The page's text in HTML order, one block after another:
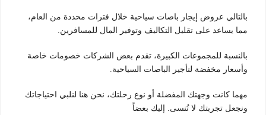
بالتالي عروض إيجار باصات سياحية خلال فترات محددة من العام،
مما يساعد على تقليل التكاليف وتوفير المال للمسافرين.
بالنسبة للمجموعات الكبيرة، تقدم بعض الشركات خصومات خاصة
وأسعار مخفضة لتأجير الباصات السياحية.
مهما كانت وجهتك المفضلة أو نوع رحلتك، نحن هنا لنلبي احتياجاتك
ونجعل تجربتك لا تُنسى. إليك بعضاً